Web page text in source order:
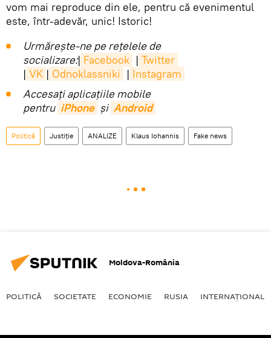
vom mai reproduce din ele, pentru că evenimentul
este, într-adevăr, unic! Istoric!
Urmărește-ne pe rețelele de
socializare:| Facebook | Twitter
| VK | Odnoklassniki | Instagram
Accesaţi aplicaţiile mobile
pentru iPhone și Android
Politică Justiție ANALIZE Klaus Iohannis Fake news
Moldova-România
POLITICĂ SOCIETATE ECONOMIE RUSIA INTERNAŢIONAL